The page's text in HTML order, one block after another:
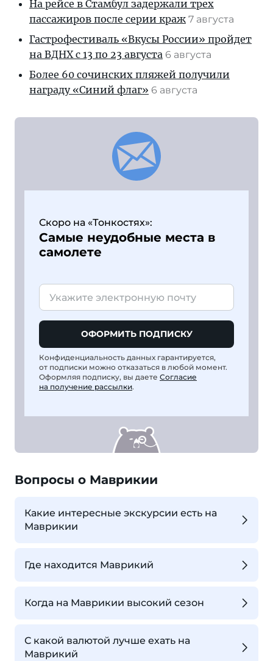
На рейсе в Стамбул задержали трех
пассажиров после серии краж 7 августа
Гастрофестиваль «Вкусы России» пройдет
на ВДНХ с 13 по 23 августа 6 августа
Более 60 сочинских пляжей получили
награду «Синий флаг» 6 августа
Скоро на «Тонкостях»:
Самые неудобные места в
самолете
ОФОРМИТЬ ПОДПИСКУ
Конфиденциальность данных гарантируется,
от подписки можно отказаться в любой момент.
Оформляя подписку, вы даете Согласие
на получение рассылки.
Вопросы о Маврикии
Какие интересные экскурсии есть на
Маврикии
Где находится Маврикий
Когда на Маврикии высокий сезон
С какой валютой лучше ехать на
Маврикий